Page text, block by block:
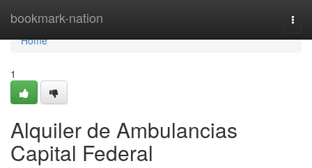
bookmark-nation
Home
Home
1
Alquiler de Ambulancias
Capital Federal